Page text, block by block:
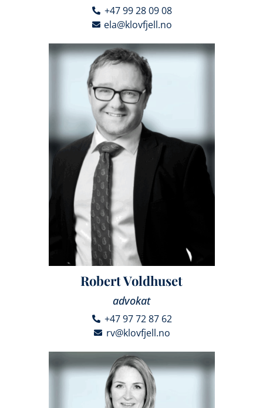
+47 99 28 09 08
ela@klovfjell.no
Robert Voldhuset
advokat
+47 97 72 87 62
rv@klovfjell.no